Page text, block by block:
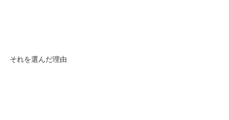
それを選んだ理由